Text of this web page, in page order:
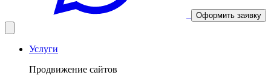
Оформить заявку
Услуги
Продвижение сайтов